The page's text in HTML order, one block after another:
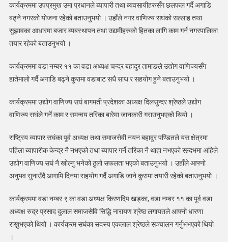
कार्यक्रममा उपप्रमुख उमा प्रधानले ब्यापारी तथा ब्यवसायीहरुसँग छलफल गर्दै अगाडि
बढ्ने नगरको योजना रहेको बताउनुभयो । उहाँले नगर वाणिज्य सघंको सल्लाह तथा
सुझावका आधारमा बजार ब्यबस्थापन तथा उद्यमीहरुको हितका लागि काम गर्न नगरपालिका
तयार रहेको बताउनुभयो ।
कार्यक्रममा वडा नम्बर ११ का वडा अध्यक्ष चन्द्र बहादुर तामाङले उद्योग वाणिज्यसँग
हातेमालो गर्दै अगाडि बढ्ने कुरामा वडाबाट सधै साथ र सहयोग हुने बताउनुभयो ।
कार्यक्रममा उद्योग वाणिज्य सघं बागमती प्रदेशका अध्यक्ष दिलसुन्दर श्रेष्ठले उद्योग
वाणिज्य सघंले गर्ने काम र समन्वय तरिका बारेमा जानकारी गराउनुभएको थियो ।
राष्ट्रिय व्यापार सघंका पूर्व अध्यक्ष तथा समाजसेवी नयन बहादुर पण्डितले यस क्षेत्रमा
पहिला ब्यापारीक केन्द्र नै नभएको तथा ब्यापार गर्ने तरिका नै थाहा नभएको सन्र्दभमा अहिले
उद्योग वाणिज्य सघं नै खोल्नु भनेको ठुलो सफलता भएको बताउनुभयो । उहाँले आफ्नो
अनुभव सुनाउँदै आगामि दिनमा सहयोग गर्दै अगाडि जाने कुरामा तयारी रहेको बताउनुभयो ।
कार्यक्रममा वडा नम्बर ९ का वडा अध्यक्ष किरणदिप खड्का, वडा नम्बर ११ का पूर्व वडा
अध्यक्ष रुद्र प्रसाद दुलाल समाजसेवि सिद्धि नारायण श्रेष्ठ लगायतले आफ्नो धारणा
राख्नुभएको थियो । कार्यक्रम सघंका सदस्य एकलाल श्रेष्ठले सञ्चालन गर्नुभभएको थियो
।